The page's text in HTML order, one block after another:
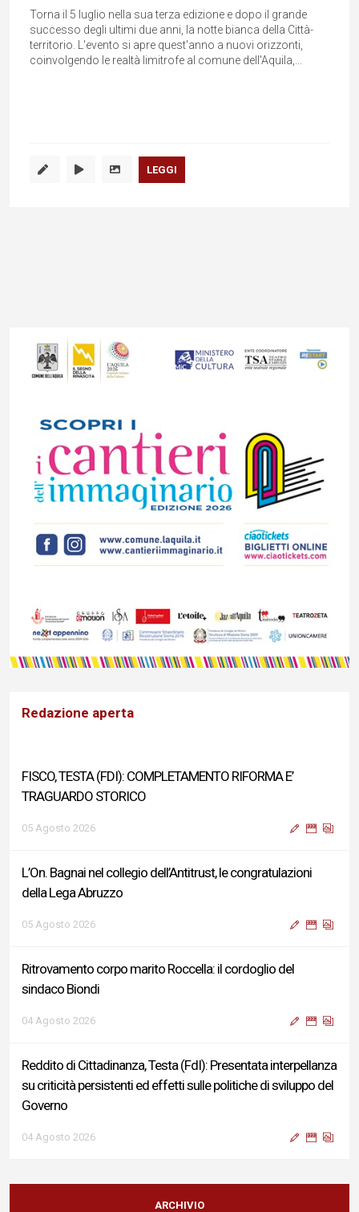
Torna il 5 luglio nella sua terza edizione e dopo il grande
successo degli ultimi due anni, la notte bianca della Città-
territorio. L'evento si apre quest'anno a nuovi orizzonti,
coinvolgendo le realtà limitrofe al comune dell'Aquila,...
LEGGI
Redazione aperta
FISCO, TESTA (FDI): COMPLETAMENTO RIFORMA E’
TRAGUARDO STORICO
05 Agosto 2026
L’On. Bagnai nel collegio dell’Antitrust, le congratulazioni
della Lega Abruzzo
05 Agosto 2026
Ritrovamento corpo marito Roccella: il cordoglio del
sindaco Biondi
04 Agosto 2026
Reddito di Cittadinanza, Testa (FdI): Presentata interpellanza
su criticità persistenti ed effetti sulle politiche di sviluppo del
Governo
04 Agosto 2026
Sigismondi, Liris e Testa: “Profondo cordoglio e vicinanza al
Ministro Roccella e alla sua famiglia”
ARCHIVIO